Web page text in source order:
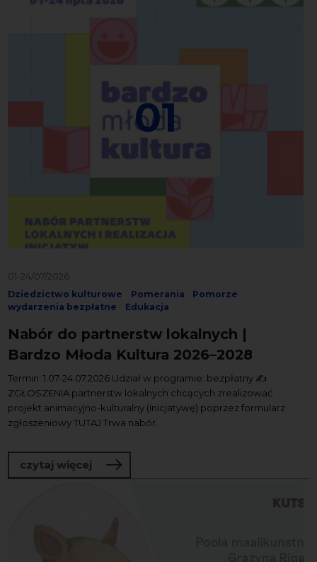
01
01-24/07/2026
Dziedzictwo kulturowe Pomerania
Pomorze
wydarzenia bezpłatne
Edukacja
Nabór do partnerstw lokalnych |
Bardzo Młoda Kultura 2026–2028
Termin: 1.07-24.07.2026 Udział w programie: bezpłatny ✍️
ZGŁOSZENIA partnerstw lokalnych chcących zrealizować
projekt animacyjno-kulturalny (inicjatywę) poprzez formularz
zgłoszeniowy TUTAJ Trwa nabór...
czytaj więcej o Nabór do partnerstw lokalnych |